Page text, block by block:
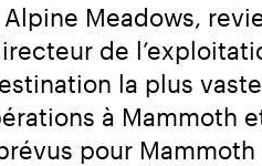
Meadows,
de
la plus
à Mammoth
pour Mammoth